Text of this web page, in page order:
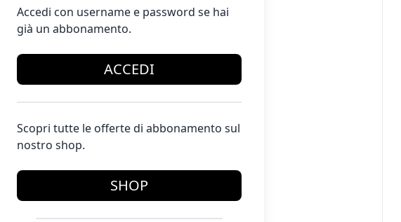
Accedi con username e password se hai
già un abbonamento.
ACCEDI
Scopri tutte le offerte di abbonamento sul
nostro shop.
SHOP